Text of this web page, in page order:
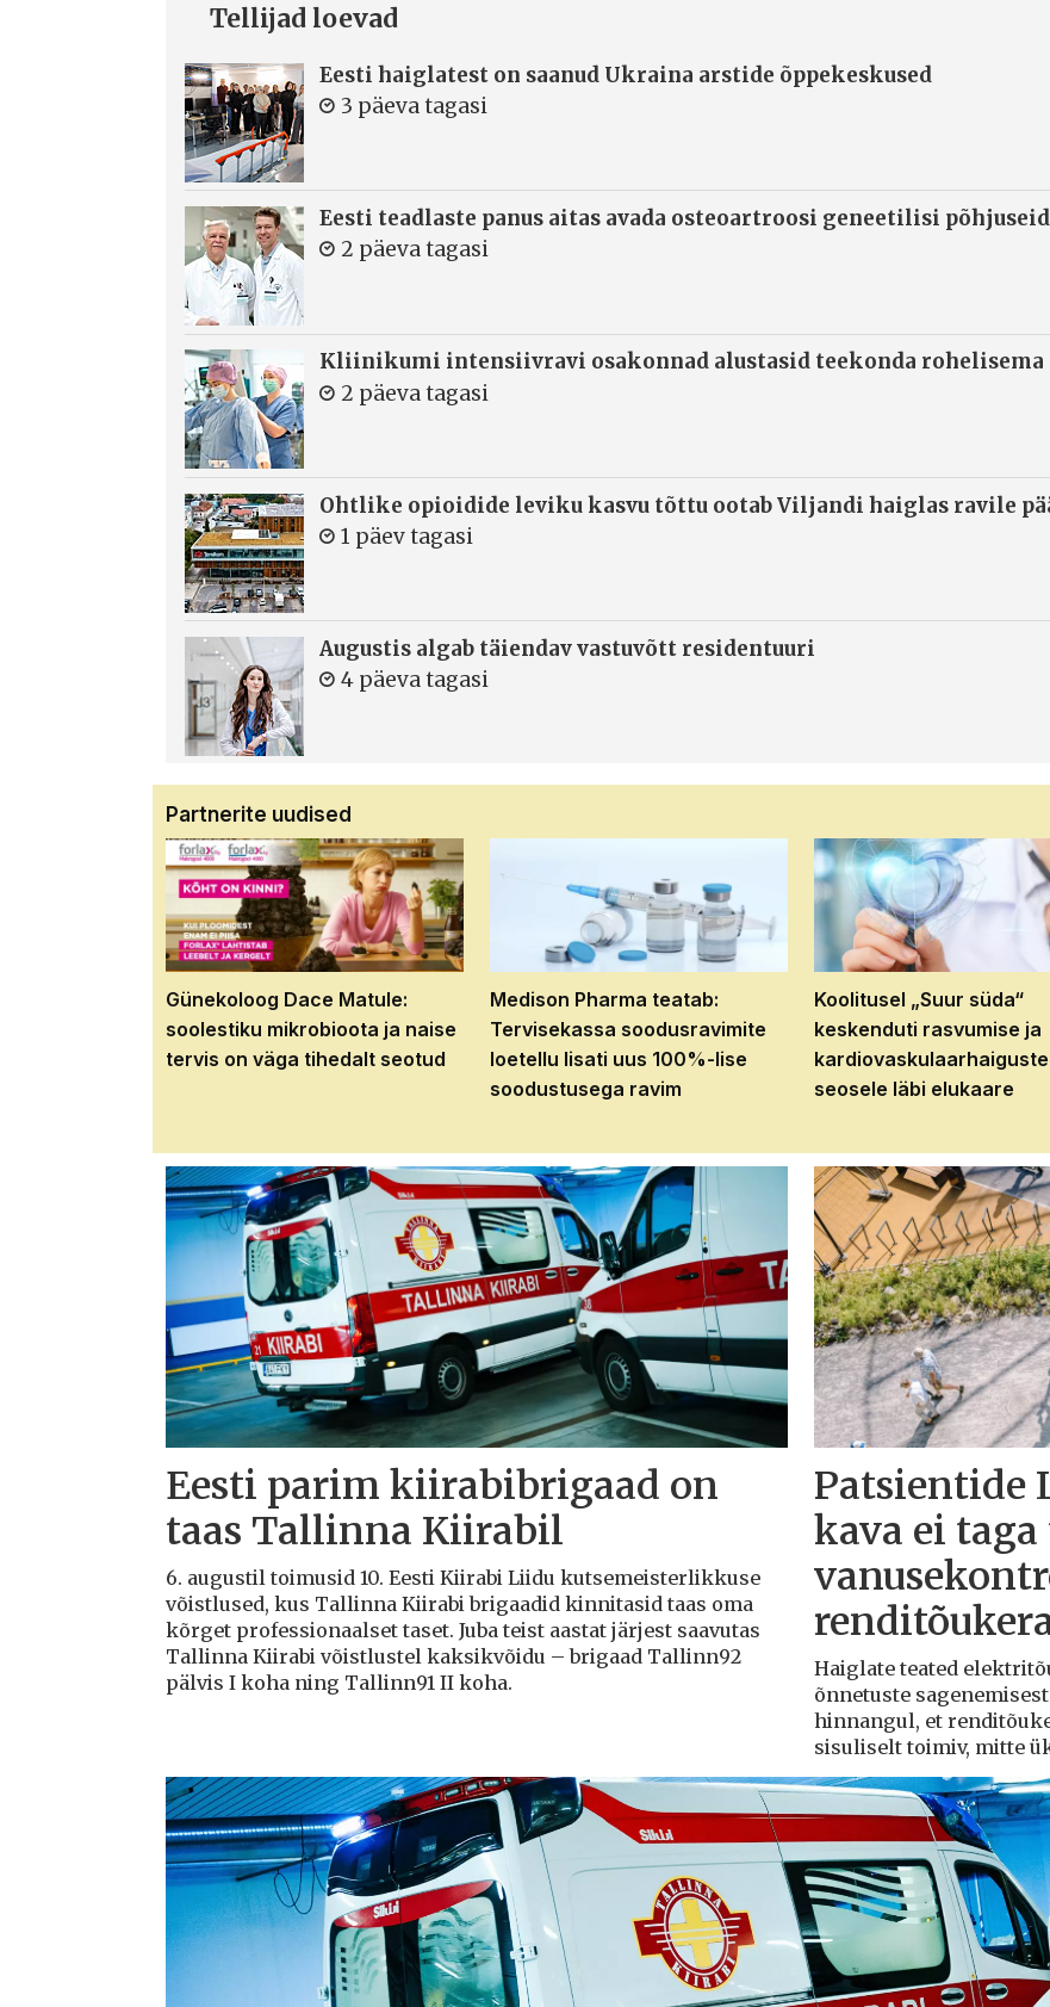
Tellijad loevad
Eesti haiglatest on saanud Ukraina arstide õppekeskused
3 päeva tagasi
Eesti teadlaste panus aitas avada osteoartroosi geneetilisi põhjuseid
2 päeva tagasi
Kliinikumi intensiivravi osakonnad alustasid teekonda
2 päeva tagasi
Ohtlike opioidide leviku kasvu tõttu ootab Viljandi haiglas ravile
1 päev tagasi
Augustis algab täiendav vastuvõtt residentuuri
4 päeva tagasi
Partnerite uudised
Günekoloog Dace Matule:
soolestiku mikrobioota ja naise
tervis on väga tihedalt seotud
Medison Pharma teatab:
Tervisekassa soodusravimite
loetellu lisati uus 100%-lise
soodustusega ravim
Koolitusel „Suur süda“
keskenduti rasvumise ja
kardiovaskulaarhaiguste
seosele läbi elukaare
Eesti parim kiirabibrigaad on
taas Tallinna Kiirabil
6. augustil toimusid 10. Eesti Kiirabi Liidu kutsemeisterlikkuse
võistlused, kus Tallinna Kiirabi brigaadid kinnitasid taas oma
kõrget professionaalset taset. Juba teist aastat järjest saavutas
Tallinna Kiirabi võistlustel kaksikvõidu – brigaad Tallinn92
pälvis I koha ning Tallinn91 II koha.
Patsientide
kava ei
Haiglate teated
õnnetuste
hinnangul, et
sisuliselt toimiv, mitte